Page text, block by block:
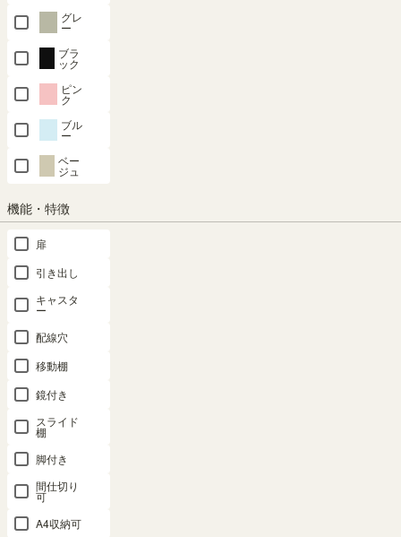
グレ
ー
ブラ
ック
ピン
ク
ブル
ー
ベー
ジュ
機能・特徴
扉
引き出し
キャスタ
ー
配線穴
移動棚
鏡付き
スライド
棚
脚付き
間仕切り
可
A4収納可
〒
予定日:---
※在庫状況、実際の詳細な住所により変動する場合があります。
※正確なお届け予定日はご注文手続き画面にてご確認ください。
在庫あり
クーポンは注文手続き画面にてご利用いただけます